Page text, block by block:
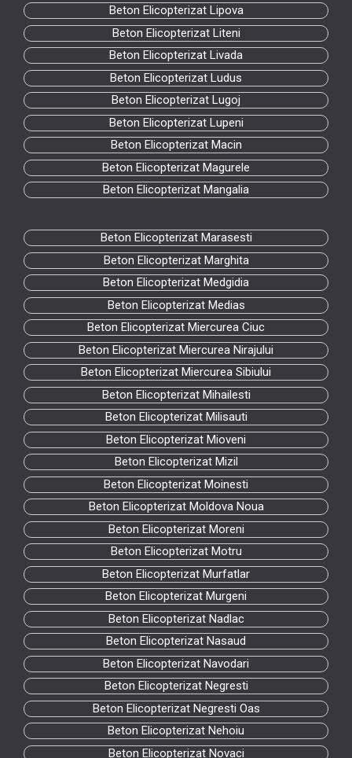
Beton Elicopterizat Lipova
Beton Elicopterizat Liteni
Beton Elicopterizat Livada
Beton Elicopterizat Ludus
Beton Elicopterizat Lugoj
Beton Elicopterizat Lupeni
Beton Elicopterizat Macin
Beton Elicopterizat Magurele
Beton Elicopterizat Mangalia
Beton Elicopterizat Marasesti
Beton Elicopterizat Marghita
Beton Elicopterizat Medgidia
Beton Elicopterizat Medias
Beton Elicopterizat Miercurea Ciuc
Beton Elicopterizat Miercurea Nirajului
Beton Elicopterizat Miercurea Sibiului
Beton Elicopterizat Mihailesti
Beton Elicopterizat Milisauti
Beton Elicopterizat Mioveni
Beton Elicopterizat Mizil
Beton Elicopterizat Moinesti
Beton Elicopterizat Moldova Noua
Beton Elicopterizat Moreni
Beton Elicopterizat Motru
Beton Elicopterizat Murfatlar
Beton Elicopterizat Murgeni
Beton Elicopterizat Nadlac
Beton Elicopterizat Nasaud
Beton Elicopterizat Navodari
Beton Elicopterizat Negresti
Beton Elicopterizat Negresti Oas
Beton Elicopterizat Nehoiu
Beton Elicopterizat Novaci